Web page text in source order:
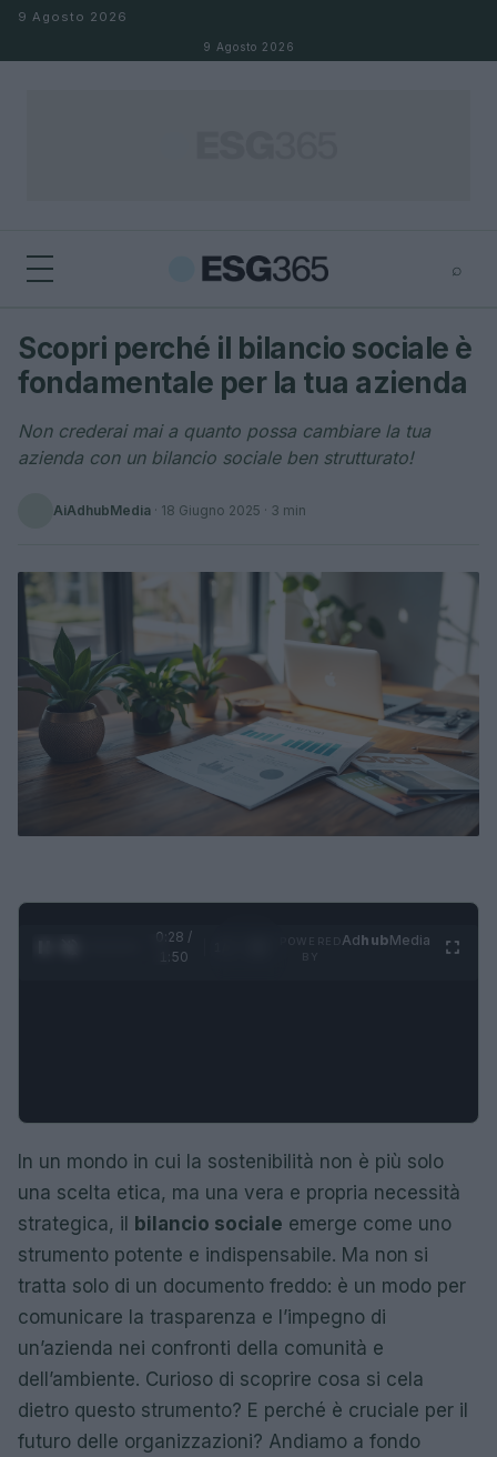
Salta al contenuto
9 Agosto 2026
9 Agosto 2026
⌕
Cerca ⌕ ×
Scopri perché il bilancio sociale è
fondamentale per la tua azienda
Non crederai mai a quanto possa cambiare la tua
azienda con un bilancio sociale ben strutturato!
AiAdhubMedia · 18 Giugno 2025 · 3 min
0:29 /
1:50
AdhubMedia
In un mondo in cui la sostenibilità non è più solo
una scelta etica, ma una vera e propria necessità
strategica, il bilancio sociale emerge come uno
strumento potente e indispensabile. Ma non si
tratta solo di un documento freddo: è un modo per
comunicare la trasparenza e l’impegno di
un’azienda nei confronti della comunità e
dell’ambiente. Curioso di scoprire cosa si cela
dietro questo strumento? E perché è cruciale per il
futuro delle organizzazioni? Andiamo a fondo